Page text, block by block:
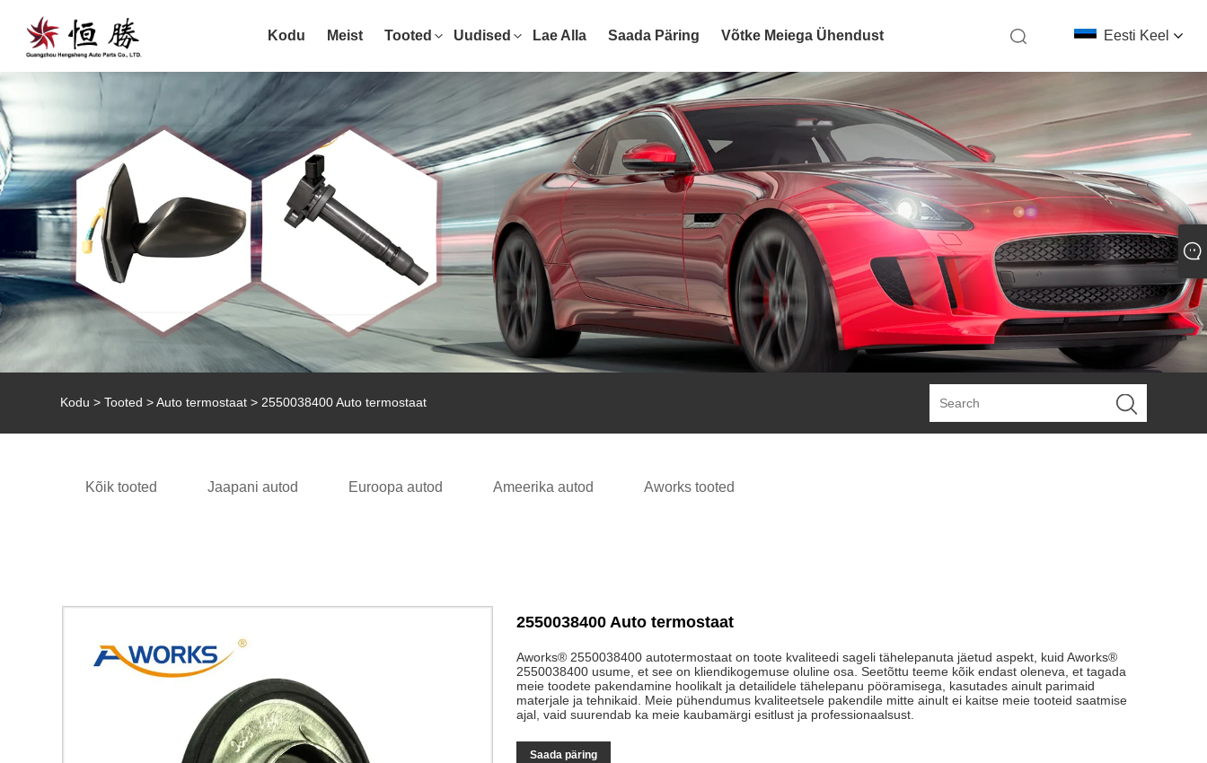
Eesti Keel
Kodu Meist Tooted Uudised Lae Alla Saada Päring Võtke Meiega Ühendust
Kodu > Tooted >Auto termostaat > 2550038400 Auto termostaat
Kõik tooted Jaapani autod Euroopa autod Ameerika autod Aworks tooted
2550038400 Auto termostaat
Aworks® 2550038400 autotermostaat on toote kvaliteedi sageli tähelepanuta jäetud aspekt, kuid Aworks®
2550038400 usume, et see on kliendikogemuse oluline osa. Seetõttu teeme kõik endast oleneva, et tagada
meie toodete pakendamine hoolikalt ja detailidele tähelepanu pööramisega, kasutades ainult parimaid
materjale ja tehnikaid. Meie pühendumus kvaliteetsele pakendile mitte ainult ei kaitse meie tooteid saatmise
ajal, vaid suurendab ka meie kaubamärgi esitlust ja professionaalsust.
Saada päring